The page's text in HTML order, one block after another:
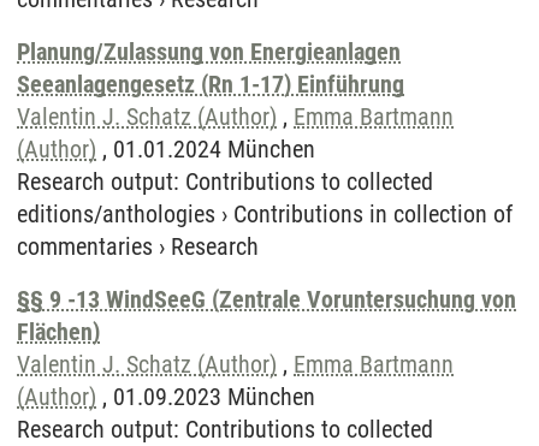
Planung/Zulassung von Energieanlagen
Seeanlagengesetz (Rn 1-17) Einführung
Valentin J. Schatz (Author) , Emma Bartmann
(Author) , 01.01.2024 München
Research output: Contributions to collected
editions/anthologies › Contributions in collection of
commentaries › Research
§§ 9 -13 WindSeeG (Zentrale Voruntersuchung von
Flächen)
Valentin J. Schatz (Author) , Emma Bartmann
(Author) , 01.09.2023 München
Research output: Contributions to collected